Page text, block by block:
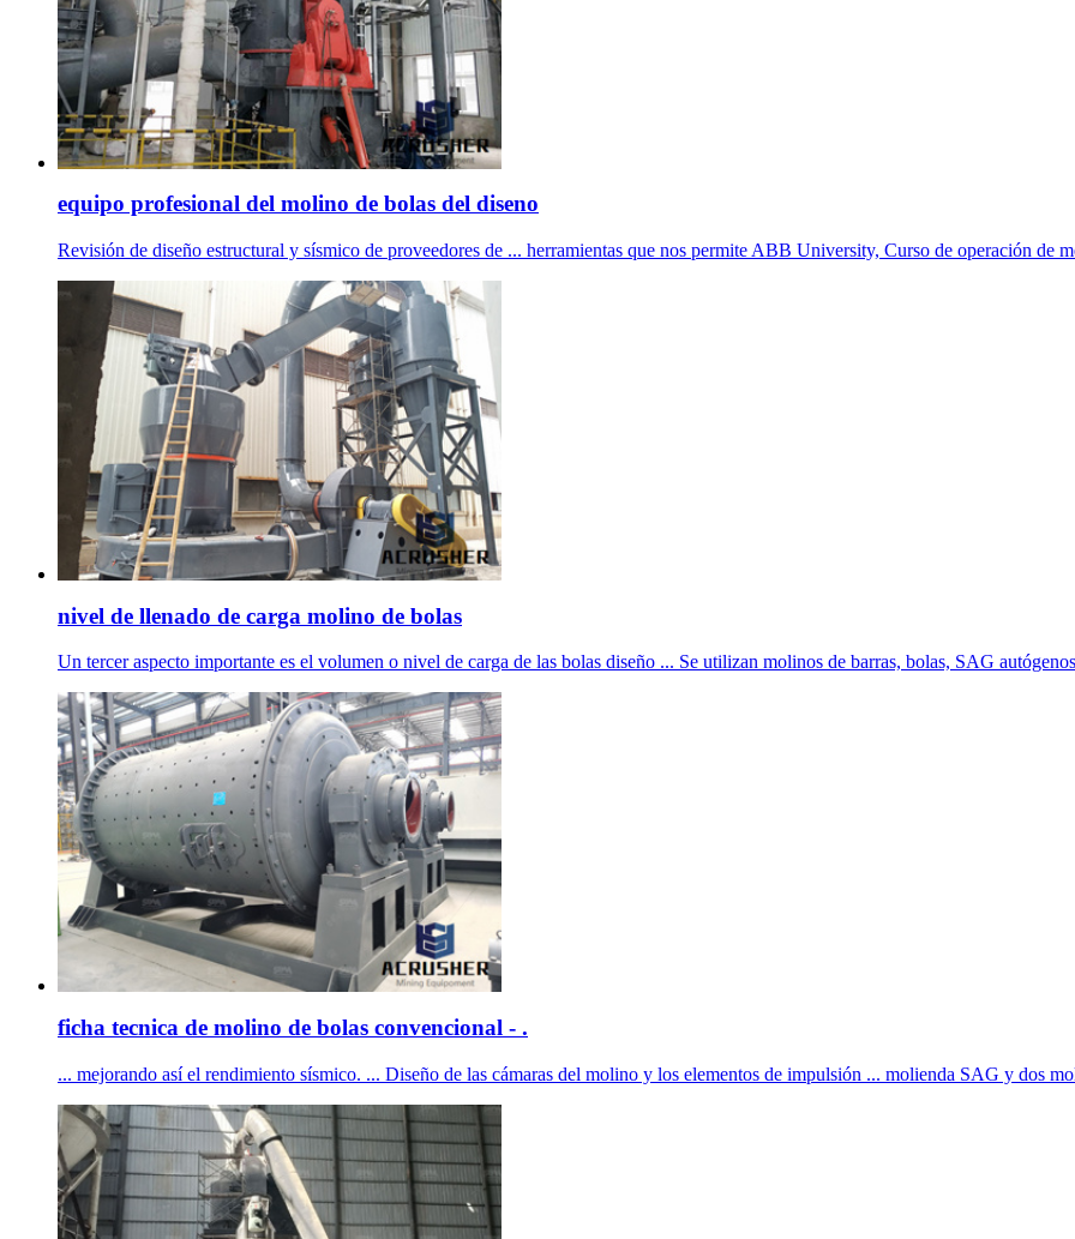
equipo profesional del molino de bolas del diseno
Revisión de diseño estructural y sísmico de proveedores de ... herramientas que nos permite ABB University, Curso de operación de
nivel de llenado de carga molino de bolas
Un tercer aspecto importante es el volumen o nivel de carga de las bolas diseño ... Se utilizan molinos de barras, bolas, SAG
ficha tecnica de molino de bolas convencional - .
... mejorando así el rendimiento sísmico. ... Diseño de las cámaras del molino y los elementos de impulsión ... molienda SAG y dos